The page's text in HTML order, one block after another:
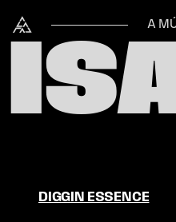
Alataj
A
DIGGIN ESSENCE